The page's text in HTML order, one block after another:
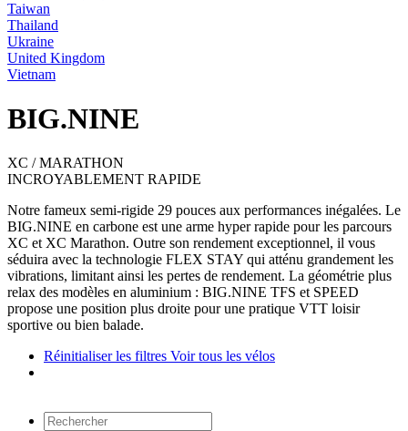
Taiwan
Thailand
Ukraine
United Kingdom
Vietnam
BIG.NINE
XC / MARATHON
INCROYABLEMENT RAPIDE
Notre fameux semi-rigide 29 pouces aux performances inégalées. Le
BIG.NINE en carbone est une arme hyper rapide pour les parcours
XC et XC Marathon. Outre son rendement exceptionnel, il vous
séduira avec la technologie FLEX STAY qui atténu grandement les
vibrations, limitant ainsi les pertes de rendement. La géométrie plus
relax des modèles en aluminium : BIG.NINE TFS et SPEED
propose une position plus droite pour une pratique VTT loisir
sportive ou bien balade.
Réinitialiser les filtres Voir tous les vélos